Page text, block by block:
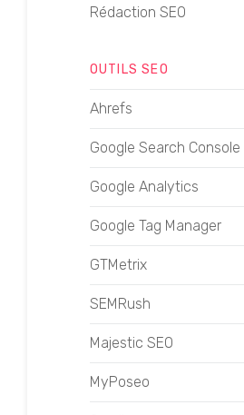
Rédaction SEO
OUTILS SEO
Ahrefs
Google Search Console
Google Analytics
Google Tag Manager
GTMetrix
SEMRush
Majestic SEO
MyPoseo